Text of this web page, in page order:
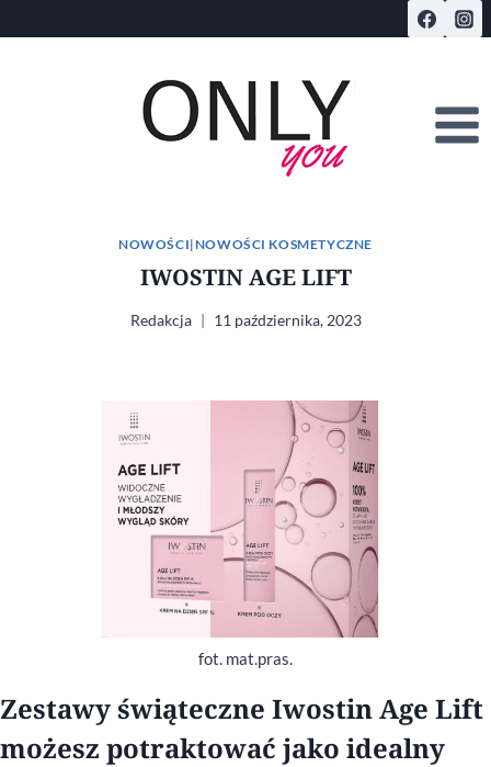
do
NOWOŚCI|NOWOŚCI KOSMETYCZNE
IWOSTIN AGE LIFT
Redakcja 11 października, 2023
fot. mat.pras.
Zestawy świąteczne Iwostin Age Lift
możesz potraktować jako idealny